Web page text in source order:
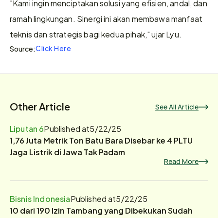
"Kami ingin menciptakan solusi yang efisien, andal, dan
ramah lingkungan. Sinergi ini akan membawa manfaat
teknis dan strategis bagi kedua pihak," ujar Lyu.
Source:Click Here
Other Article See All Article
Liputan 6Published at5/22/25
1,76 Juta Metrik Ton Batu Bara Disebar ke 4 PLTU
Jaga Listrik di Jawa Tak Padam
Read More
Bisnis IndonesiaPublished at5/22/25
10 dari 190 Izin Tambang yang Dibekukan Sudah